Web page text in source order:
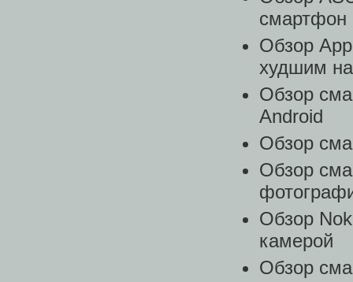
смартфон
Обзор
худшим
Обзор
Android
Обзор
Обзор
Обзор
камерой
Обзор